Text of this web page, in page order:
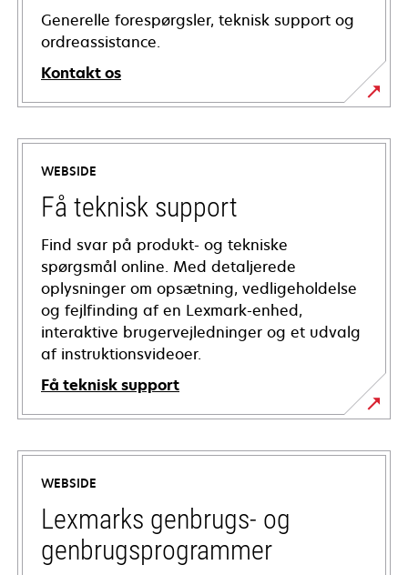
Generelle forespørgsler, teknisk support og
ordreassistance.
Kontakt os
WEBSIDE
Få teknisk support
Find svar på produkt- og tekniske
spørgsmål online. Med detaljerede
oplysninger om opsætning, vedligeholdelse
og fejlfinding af en Lexmark-enhed,
interaktive brugervejledninger og et udvalg
af instruktionsvideoer.
Få teknisk support
opens
in
new
tab
WEBSIDE
Lexmarks genbrugs- og
genbrugsprogrammer